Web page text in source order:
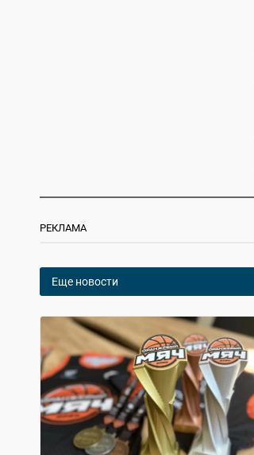
РЕКЛАМА
Еще новости